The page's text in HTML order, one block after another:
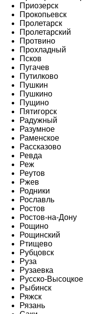
Приозерск
Прокопьевск
Пролетарск
Пролетарский
Протвино
Прохладный
Псков
Пугачев
Путилково
Пушкин
Пушкино
Пущино
Пятигорск
Радужный
Разумное
Раменское
Рассказово
Ревда
Реж
Реутов
Ржев
Родники
Рославль
Ростов
Ростов-на-Дону
Рощино
Рощинский
Ртищево
Рубцовск
Руза
Рузаевка
Русско-Высоцкое
Рыбинск
Ряжск
Рязань